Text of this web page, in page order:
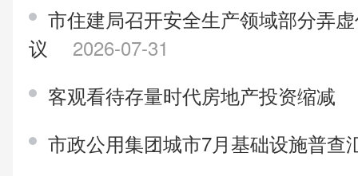
市住建局召开安全生产领域部分弄
议
2026-07-31
客观看待存量时代房地产投资缩减
市政公用集团城市7月基础设施普查